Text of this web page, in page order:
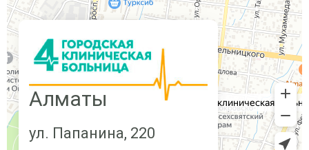
Алматы
ул. Папанина, 220